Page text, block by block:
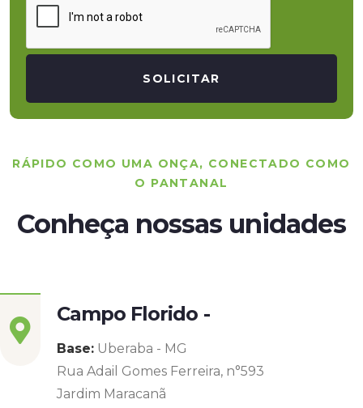
SOLICITAR
RÁPIDO COMO UMA ONÇA, CONECTADO COMO
O PANTANAL
Conheça nossas unidades
Campo Florido -
Base: Uberaba - MG
Rua Adail Gomes Ferreira, n°593
Jardim Maracanã